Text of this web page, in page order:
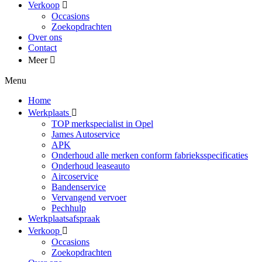
Verkoop
Occasions
Zoekopdrachten
Over ons
Contact
Meer
Menu
Home
Werkplaats
TOP merkspecialist in Opel
James Autoservice
APK
Onderhoud alle merken conform fabrieksspecificaties
Onderhoud leaseauto
Aircoservice
Bandenservice
Vervangend vervoer
Pechhulp
Werkplaatsafspraak
Verkoop
Occasions
Zoekopdrachten